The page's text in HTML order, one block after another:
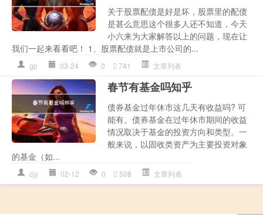
关于股票配债是好是坏，股票里的配债
是甚么意思这个很多人还不知道，今天
小六来为大家解答以上的问题，现在让
我们一起来看看吧！ 1、股票配债就是上市公司的...
gp 03-24 0 741 文章列表
春节有基金吗知乎
债券基金过年休市这几天有收益吗? 可
能有。债券基金在过年休市期间的收益
情况取决于基金的投资方向和类型。一
般来说，以固收类资产为主要投资对象
的基金（如...
cjy 02-12 0 508 文章列表